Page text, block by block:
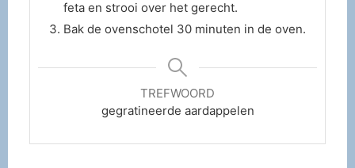
feta en strooi over het gerecht.
Bak de ovenschotel 30 minuten in de oven.
TREFWOORD
gegratineerde aardappelen